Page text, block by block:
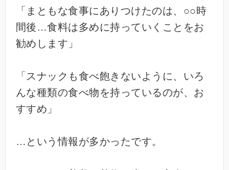
「まともな食事にありつけたのは、○○時
間後…食料は多めに持っていくことをお
勧めします」
「スナックも食べ飽きないように、いろ
んな種類の食べ物を持っているのが、お
すすめ」
…という情報が多かったです。